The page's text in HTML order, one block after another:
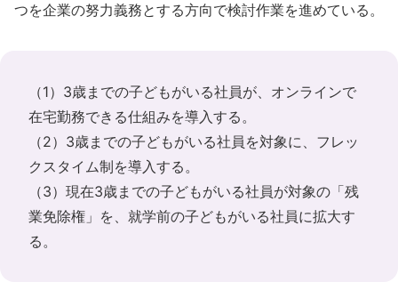
つを企業の努力義務とする方向で検討作業を進めている。
（1）3歳までの子どもがいる社員が、オンラインで
在宅勤務できる仕組みを導入する。
（2）3歳までの子どもがいる社員を対象に、フレッ
クスタイム制を導入する。
（3）現在3歳までの子どもがいる社員が対象の「残
業免除権」を、就学前の子どもがいる社員に拡大す
る。